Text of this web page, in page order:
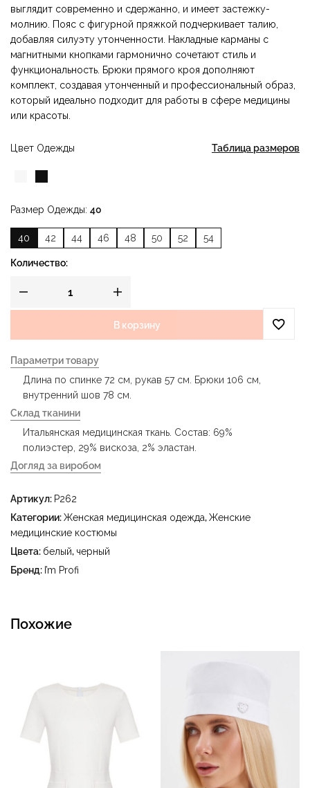
выглядит современно и сдержанно, и имеет застежку-
молнию. Пояс с фигурной пряжкой подчеркивает талию,
добавляя силуэту утонченности. Накладные карманы с
магнитными кнопками гармонично сочетают стиль и
функциональность. Брюки прямого кроя дополняют
комплект, создавая утонченный и профессиональный образ,
который идеально подходит для работы в сфере медицины
или красоты.
Цвет Одежды
Размер Одежды 40
40 42 44 46 48 50 52 54
Таблица размеров
Количество:
В корзину
Параметри товару
Длина по спинке 72 см, рукав 57 см. Брюки 106 см,
внутренний шов 78 см.
Склад тканини
Итальянская медицинская ткань. Состав: 69%
полиэстер, 29% вискоза, 2% эластан.
Догляд за виробом
гладить при температуре утюга до 150 °C - не
отбеливать - сухая чистка с использованием
тетрахлорэтилена (перхлорэтилена) и углеводородов
(бензин, уайт-спирит) - сушить в барабане при
Артикул: P262
Категории:Женская медицинская одежда,Женские
медицинские костюмы
Цвета: белый, черный
Бренд: I’m Profi
Похожие